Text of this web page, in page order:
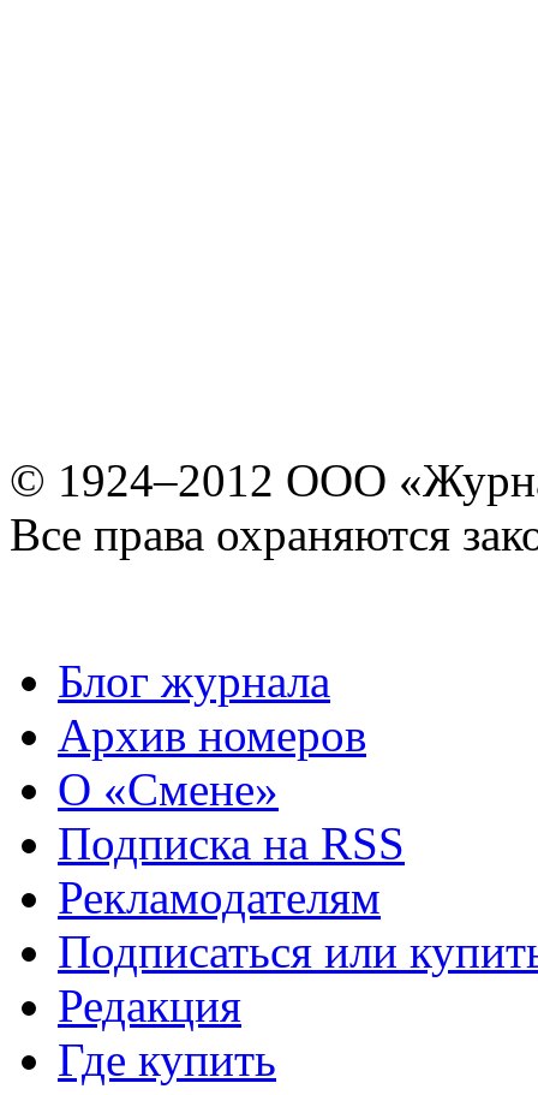
© 1924–2012 ООО
Все права охраняются
Блог журнала
Архив номеров
О «Смене»
Подписка на RSS
Рекламодателям
Подписаться или
Редакция
Где купить